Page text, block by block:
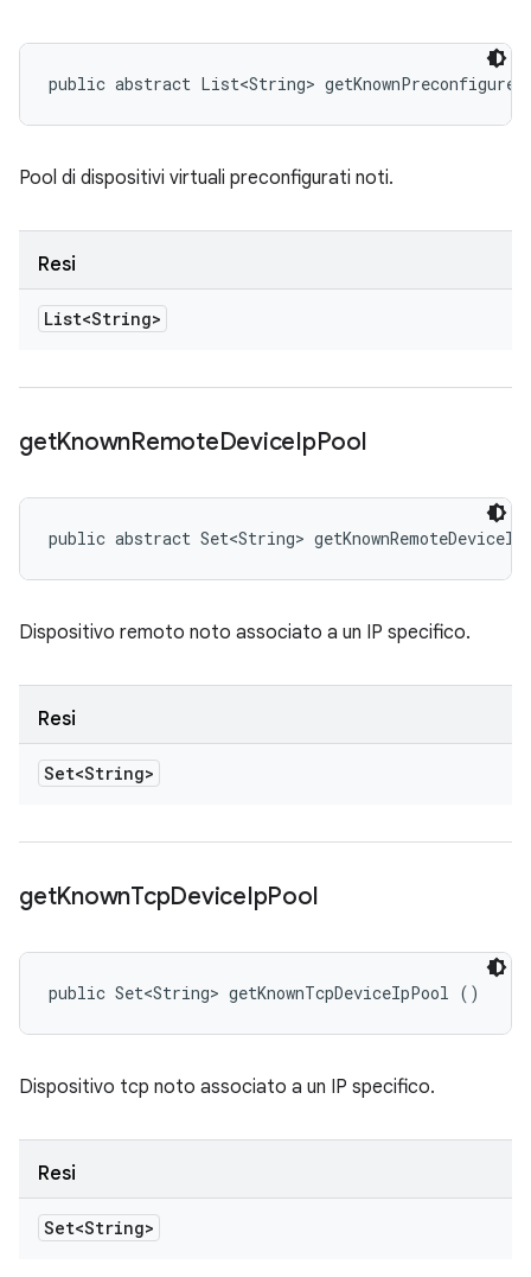
public abstract List<String>
Pool di dispositivi virtuali preconfigurati noti.
Resi
List<String>
getKnownRemoteDeviceIpPool
public abstract Set<String>
Dispositivo remoto noto associato a un IP specifico.
Resi
Set<String>
getKnownTcpDeviceIpPool
public Set<String> getKnownTcpDeviceIpPool ()
Dispositivo tcp noto associato a un IP specifico.
Resi
Set<String>